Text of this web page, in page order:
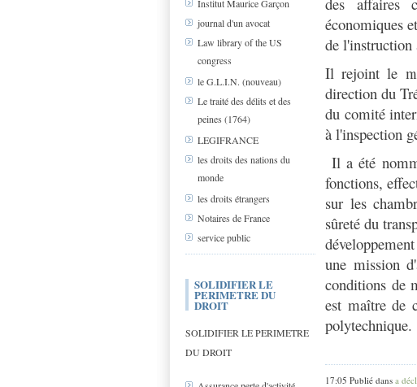
Institut Maurice Garçon
journal d'un avocat
Law library of the US
congress
le G.L.I.N. (nouveau)
Le traité des délits et des
peines (1764)
LEGIFRANCE
les droits des nations du
monde
les droits étrangers
Notaires de France
service public
SOLIDIFIER LE
PERIMETRE DU
DROIT
SOLIDIFIER LE PERIMETRE
DU DROIT
économiques
de l'instruction
Il rejoint le
direction du
du comité
à l'inspection
Il a été
fonctions,
sur les
sûreté du
une mission
conditions de
est maître de
polytechnique.
17:05 Publié dans a